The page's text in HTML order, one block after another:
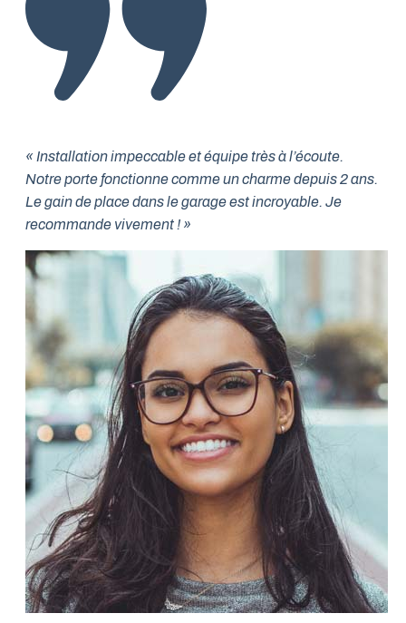
« Installation impeccable et équipe très à l’écoute.
Notre porte fonctionne comme un charme depuis 2 ans.
Le gain de place dans le garage est incroyable. Je
recommande vivement ! »